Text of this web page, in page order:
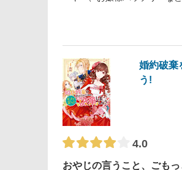
婚約破棄
う!
4.0
おやじの言うこと、ごもっ